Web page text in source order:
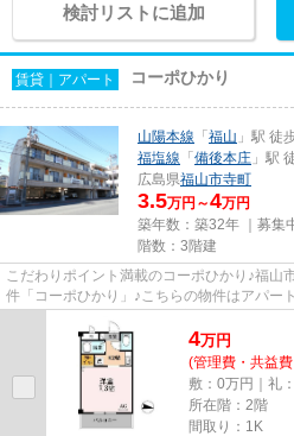
検討リストに追加
賃貸｜アパート コーポひかり
山陽本線 「 福山 」駅 徒
福塩線 「 備後本庄 」駅
広島県福山市寺町
3.5万円～4万円
築年数：築32年 ｜募集
階数：3階建
こだわりポイント満載のコーポひかり♪福山
件「コーポひかり」♪こちらの物件はアパー
4万円
(管理費・共益
敷：0万円｜礼
所在階：2階
間取り：1K